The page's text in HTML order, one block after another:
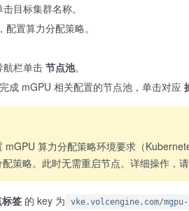
击目标集群名称。
置算力分配策略。
航栏单击 节点池。
成 mGPU 相关配置的节点池，单击对应
mGPU 算力分配策略环境要求（
策略。此时无需重启节点。详细操作，
签 的 key 为 vke.volcengine.com/